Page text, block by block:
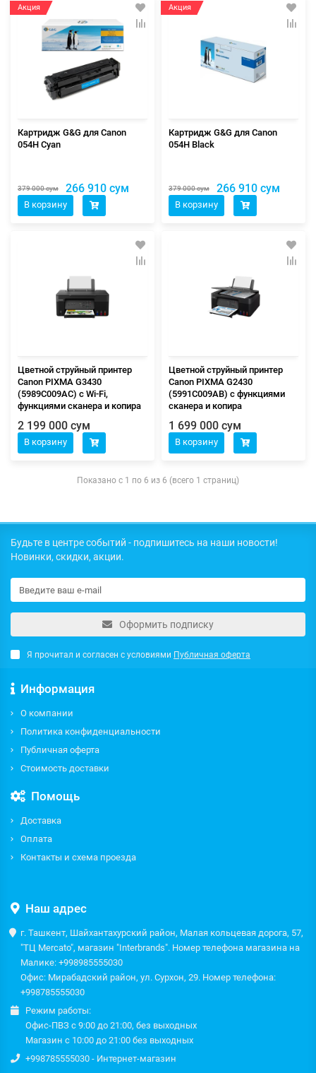
Акция
Картридж G&G для Canon
054H Cyan
379 000 сум 266 910 сум
В корзину
Акция
Картридж G&G для Canon
054H Black
379 000 сум 266 910 сум
В корзину
Цветной струйный принтер
Canon PIXMA G3430
(5989C009AC) c Wi-Fi,
функциями сканера и копира
2 199 000 сум
В корзину
Цветной струйный принтер
Canon PIXMA G2430
(5991C009AB) c функциями
сканера и копира
1 699 000 сум
В корзину
Показано с 1 по 6 из 6 (всего 1 страниц)
Будьте в центре событий - подпишитесь на наши новости!
Новинки, скидки, акции.
Оформить подписку
Я прочитал и согласен с условиями Публичная оферта
Информация
О компании
Политика конфиденциальности
Публичная оферта
Стоимость доставки
Помощь
Доставка
Оплата
Контакты и схема проезда
Наш адрес
г. Ташкент, Шайхантахурский район, Малая кольцевая дорога, 57,
"ТЦ Mercato", магазин "Interbrands". Номер телефона магазина на
Малике: +998985555030
Офис: Мирабадский район, ул. Сурхон, 29. Номер телефона:
+998785555030
Режим работы:
Офис-ПВЗ с 9:00 до 21:00, без выходных
Магазин с 10:00 до 21:00 без выходных
+998785555030 - Интернет-магазин